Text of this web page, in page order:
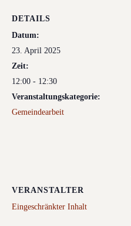
DETAILS
Datum:
23. April 2025
Zeit:
12:00 - 12:30
Veranstaltungskategorie:
Gemeindearbeit
VERANSTALTER
Eingeschränkter Inhalt